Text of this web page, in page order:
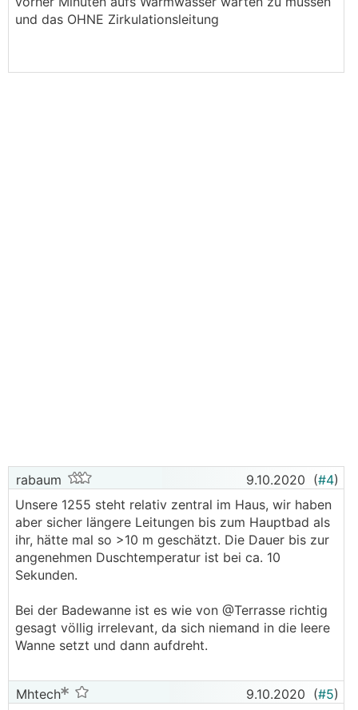
und das OHNE Zirkulationsleitung
rabaum 9.10.2020 (#4)
Unsere 1255 steht relativ zentral im Haus, wir haben
aber sicher längere Leitungen bis zum Hauptbad als
ihr, hätte mal so >10 m geschätzt. Die Dauer bis zur
angenehmen Duschtemperatur ist bei ca. 10
Sekunden.
Bei der Badewanne ist es wie von @Terrasse richtig
gesagt völlig irrelevant, da sich niemand in die leere
Wanne setzt und dann aufdreht.
Mhtech 9.10.2020 (#5)